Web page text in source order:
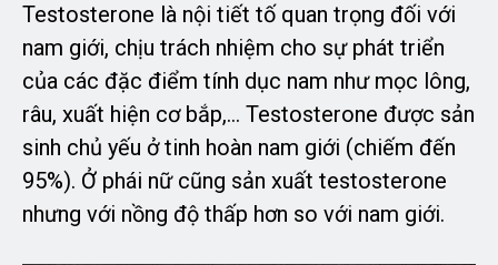
Testosterone là nội tiết tố quan trọng đối với
nam giới, chịu trách nhiệm cho sự phát triển
của các đặc điểm tính dục nam như mọc lông,
râu, xuất hiện cơ bắp,… Testosterone được sản
sinh chủ yếu ở tinh hoàn nam giới (chiếm đến
95%). Ở phái nữ cũng sản xuất testosterone
nhưng với nồng độ thấp hơn so với nam giới.